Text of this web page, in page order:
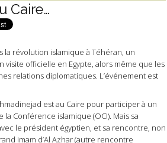
Caire…
la révolution islamique à Téhéran, un
visite officielle en Egypte, alors même que les
relations diplomatiques. L’événement est
est au Caire pour participer à un
la Conférence islamique (OCI). Mais sa
le président égyptien, et sa rencontre, non
imam d’Al Azhar (autre rencontre